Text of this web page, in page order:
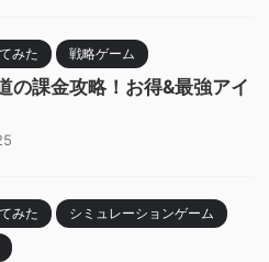
みた 戦略ゲーム
の課金攻略！お得&最強アイ
みた シミュレーションゲーム